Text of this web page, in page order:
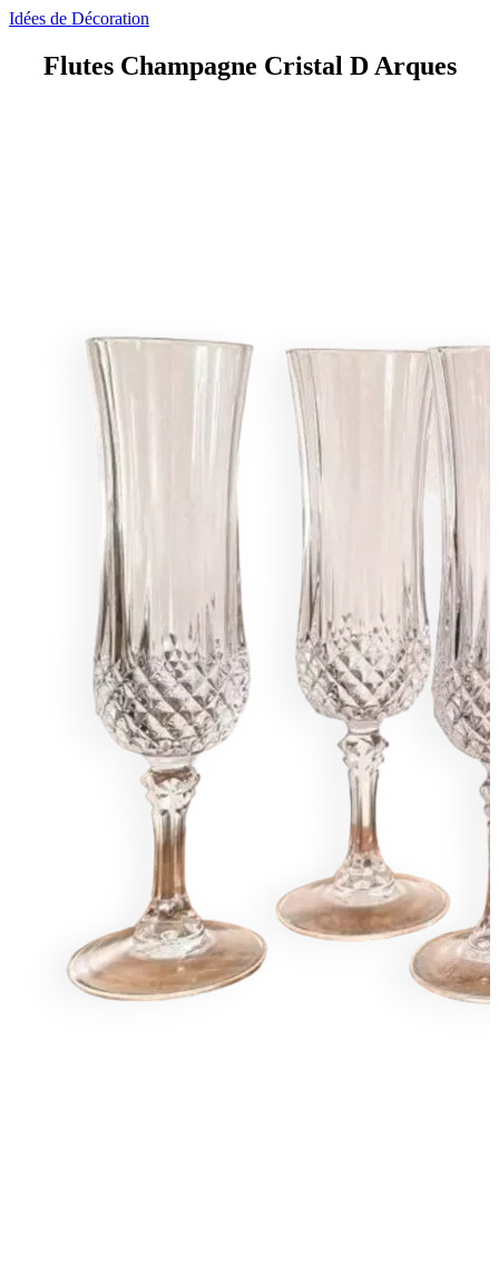
Idées de Décoration
Flutes Champagne Cristal D Arques